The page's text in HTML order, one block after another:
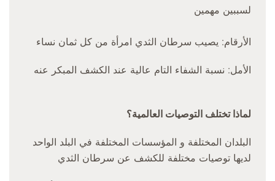
لسببين مهمين
الأرقام: يصيب سرطان الثدي امرأة من كل ثمان نساء
الأمل: نسبة الشفاء التام عالية عند الكشف المبكر عنه
لماذا تختلف التوصيات العالمية؟
البلدان المختلفة و المؤسسات المختلفة في البلد الواحد
لديها توصيات مختلفة للكشف عن سرطان الثدي